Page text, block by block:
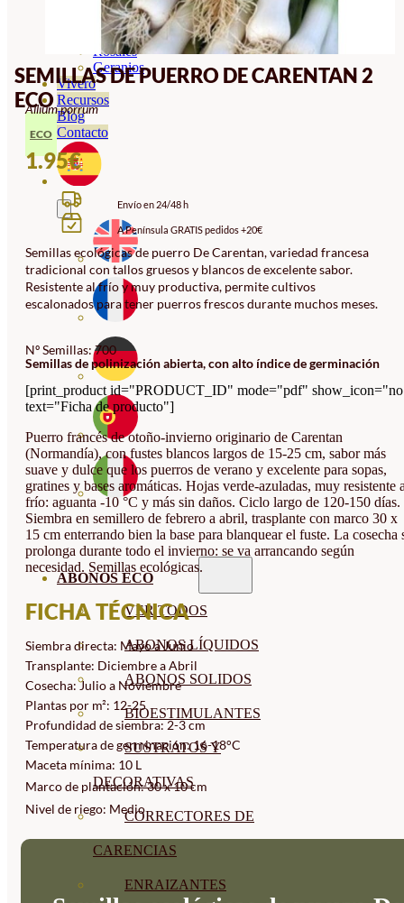
Ornamentales
Hortensias
Rosales
Geranios
Vivero
Recursos
Blog
Contacto
ABONOS ECO
VER TODOS
ABONOS LÍQUIDOS
ABONOS SOLIDOS
BIOESTIMULANTES
SUSTRATOS Y
DECORATIVAS
CORRECTORES DE
CARENCIAS
ENRAIZANTES
SEMILLAS DE PUERRO DE CARENTAN 2
ECO
Allium porrum
ECO
1.95€
Envío en 24/48 h
A Península GRATIS pedidos +20€
Semillas ecológicas de puerro De Carentan, variedad francesa
tradicional con tallos gruesos y blancos de excelente sabor.
Resistente al frío y muy productiva, permite cultivos
escalonados para tener puerros frescos durante muchos meses.
Nº Semillas: 700
Semillas de polinización abierta, con alto índice de germinación
[print_product id="PRODUCT_ID" mode="pdf"
text="Ficha de producto"]
Puerro francés de otoño-invierno originario de Carentan
(Normandía), con fustes blancos largos de 15-25 cm, sabor más
suave y dulce que los puerros de verano y excelente para sopas,
gratines y bases aromáticas. Hojas verde-azuladas, muy resistente
frío: aguanta -10 °C y más sin daños. Ciclo largo de 120-150 días.
Siembra en semillero de febrero a abril, trasplante con marco 30 x
15 cm enterrando bien la base para blanquear el fuste. La cosecha
prolonga durante todo el invierno: se va arrancando según
necesidad. Semillas ecológicas.
FICHA TÉCNICA
Siembra directa: Mayo a Junio
Transplante: Diciembre a Abril
Cosecha: Julio a Noviembre
Plantas por m²: 12-25
Profundidad de siembra: 2-3 cm
Temperatura de germinación: 16-18°C
Maceta mínima: 10 L
Marco de plantación: 30 x 10 cm
Nivel de riego: Medio